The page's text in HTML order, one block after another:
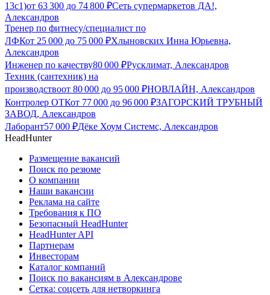
13с1)от 63 300 до 74 800 ₽Сеть супермаркетов ДА!,
Александров
Тренер по фитнесу/специалист по
ЛФКот 25 000 до 75 000 ₽Хлыновских Инна Юрьевна,
Александров
Инженер по качеству80 000 ₽Русклимат, Александров
Техник (сантехник) на
производствоот 80 000 до 95 000 ₽НОВЛАЙН, Александров
Контролер ОТКот 77 000 до 96 000 ₽ЗАГОРСКИЙ ТРУБНЫЙ
ЗАВОД, Александров
Лаборант57 000 ₽Дёке Хоум Системс, Александров
HeadHunter
Размещение вакансий
Поиск по резюме
О компании
Наши вакансии
Реклама на сайте
Требования к ПО
Безопасный HeadHunter
HeadHunter API
Партнерам
Инвесторам
Каталог компаний
Поиск по вакансиям в Александрове
Сетка: соцсеть для нетворкинга